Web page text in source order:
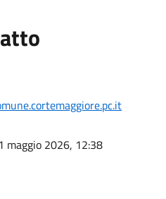
maggio 2026, 12:38